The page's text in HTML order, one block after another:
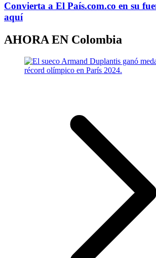
Convierta a El País.com.co en su
aquí
AHORA EN Colombia